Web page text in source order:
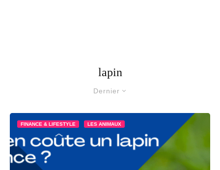
lapin
Dernier
FINANCE & LIFESTYLE LES ANIMAUX